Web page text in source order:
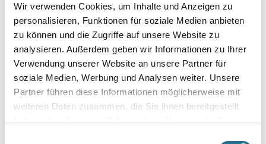
Wir verwenden Cookies, um Inhalte und Anzeigen zu
personalisieren, Funktionen für soziale Medien anbieten
zu können und die Zugriffe auf unsere Website zu
analysieren. Außerdem geben wir Informationen zu Ihrer
Verwendung unserer Website an unsere Partner für
soziale Medien, Werbung und Analysen weiter. Unsere
Partner führen diese Informationen möglicherweise mit
weiteren Daten zusammen, die Sie ihnen bereitgestellt
haben oder die sie im Rahmen Ihrer Nutzung der Dienste
Gebinde
Umrechnungsfaktoren